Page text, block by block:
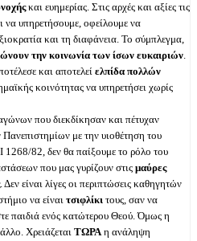
και ευημερίας. Στις αρχές και αξίες τις
να υπηρετήσουμε, οφείλουμε να
και τη διαφάνεια. Το σύμπλεγμα,
την κοινωνία των ίσων ευκαιριών.
και αποτελεί ελπίδα πολλών
κοινότητας να υπηρετήσει χωρίς
που διεκδίκησαν και πέτυχαν
με την υιοθέτηση του
1268/82, δεν θα παίξουμε το ρόλο του
που μας γυρίζουν στις μαύρες
. Δεν είναι λίγες οι περιπτώσεις καθηγητών
να είναι τσιφλίκι τους, σαν να
παιδιά ενός κατώτερου Θεού. Όμως η
Χρειάζεται ΤΩΡΑη ανάληψη